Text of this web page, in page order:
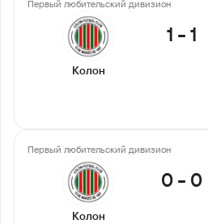
Первый любительский дивизион
Колон
1 -1
Первый любительский дивизион
Колон
0 - 0